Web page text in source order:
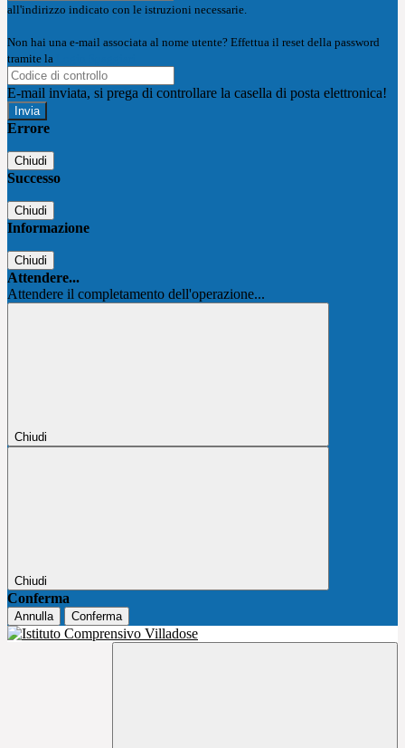
all'indirizzo indicato con le istruzioni necessarie.
Non hai una e-mail associata al nome utente? Effettua il reset della password
tramite la
E-mail inviata, si prega di controllare la casella di posta elettronica!
Errore
Chiudi
Successo
Chiudi
Informazione
Chiudi
Attendere...
Attendere il completamento dell'operazione...
Chiudi
Chiudi
Conferma
Annulla Conferma